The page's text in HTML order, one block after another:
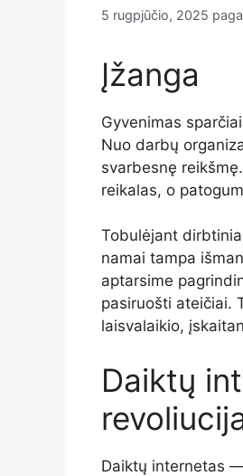
5 rugpjūčio, 2025
Įžanga
Gyvenimas
Nuo darbų
svarbesnę
reikalas, o
Tobulėjant
namai tampa
aptarsime
pasiruošti ateičiai.
laisvalaikio,
Daiktų
Daiktų internetas